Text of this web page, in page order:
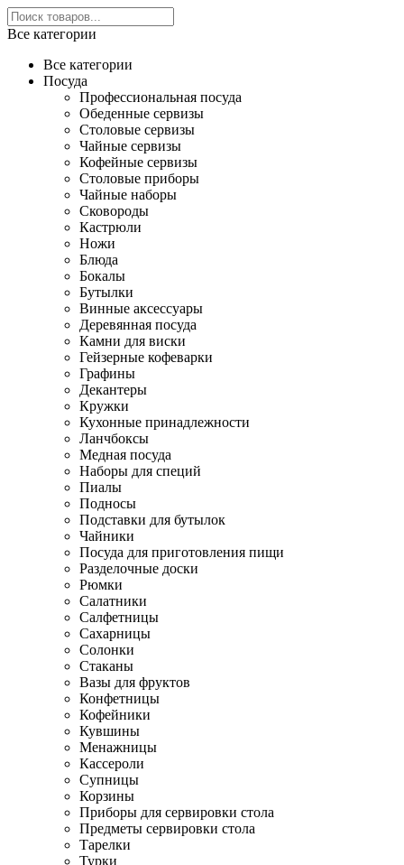
Все категории
Все категории
Посуда
Профессиональная посуда
Обеденные сервизы
Столовые сервизы
Чайные сервизы
Кофейные сервизы
Столовые приборы
Чайные наборы
Сковороды
Кастрюли
Ножи
Блюда
Бокалы
Бутылки
Винные аксессуары
Деревянная посуда
Камни для виски
Гейзерные кофеварки
Графины
Декантеры
Кружки
Кухонные принадлежности
Ланчбоксы
Медная посуда
Наборы для специй
Пиалы
Подносы
Подставки для бутылок
Чайники
Посуда для приготовления пищи
Разделочные доски
Рюмки
Салатники
Салфетницы
Сахарницы
Солонки
Стаканы
Вазы для фруктов
Конфетницы
Кофейники
Кувшины
Менажницы
Кассероли
Супницы
Корзины
Приборы для сервировки стола
Предметы сервировки стола
Тарелки
Турки